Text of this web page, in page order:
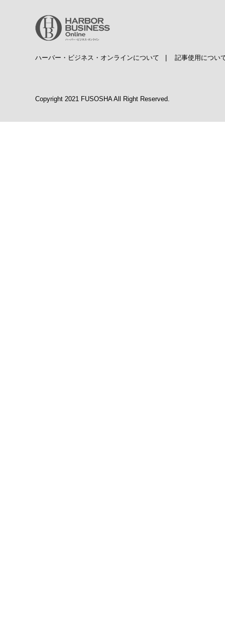
ハーバー・ビジネス・オンラインについて 記事使用につい
Copyright 2021 FUSOSHA All Right Reserved.